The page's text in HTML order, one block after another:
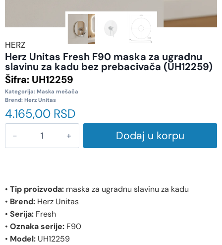
HERZ
Herz Unitas Fresh F90 maska za ugradnu
slavinu za kadu bez prebacivača (UH12259)
Šifra: UH12259
Kategorija: Maska mešača
Brend: Herz Unitas
4.165,00 RSD
Dodaj u korpu
• Tip proizvoda: maska za ugradnu slavinu za kadu
• Brend: Herz Unitas
• Serija: Fresh
• Oznaka serije: F90
• Model: UH12259